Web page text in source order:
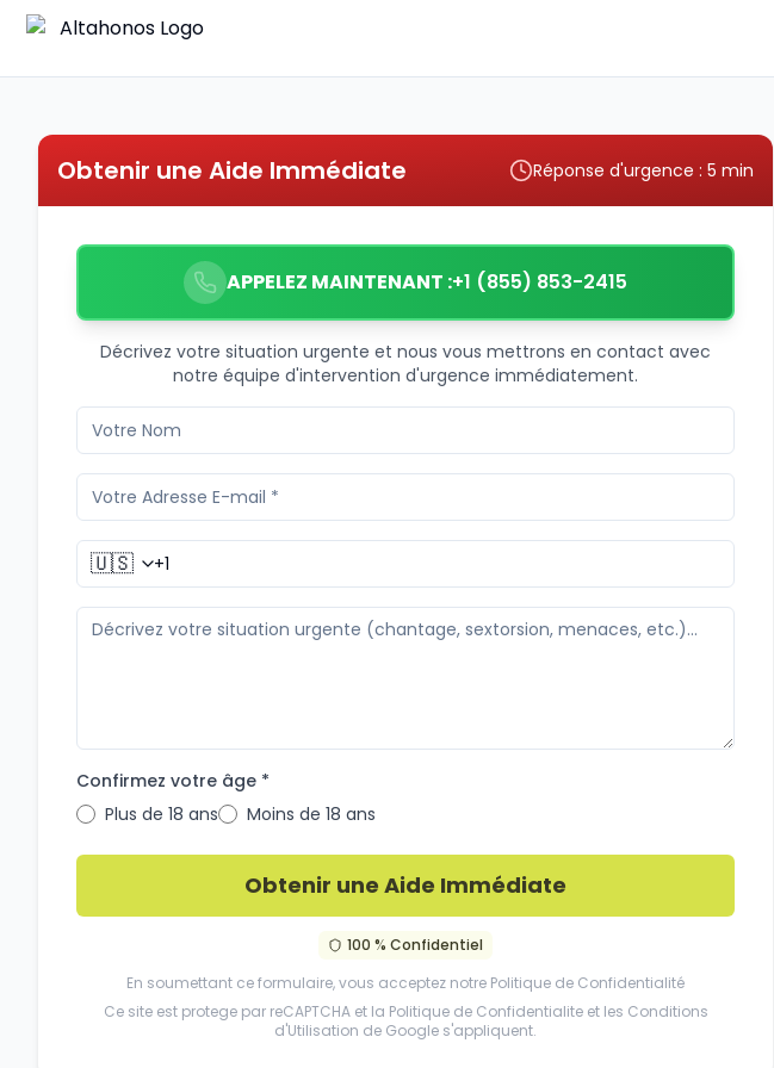
Obtenir une Aide Immédiate Réponse d'urgence : 5 min
APPELEZ MAINTENANT :+1 (855) 853-2415
Décrivez votre situation urgente et nous vous mettrons en contact avec
notre équipe d'intervention d'urgence immédiatement.
🇺🇸
Confirmez votre âge *
Plus de 18 ans
Moins de 18 ans
Obtenir une Aide Immédiate
100 % Confidentiel
En soumettant ce formulaire, vous acceptez notre Politique de Confidentialité
Ce site est protege par reCAPTCHA et la Politique de Confidentialite et les Conditions
d'Utilisation de Google s'appliquent.